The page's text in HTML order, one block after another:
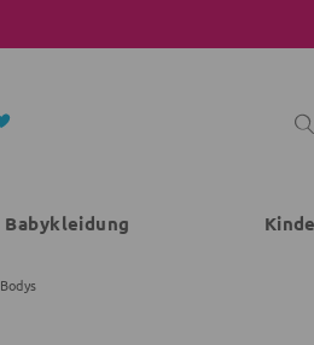
Babykleidung
Bodys